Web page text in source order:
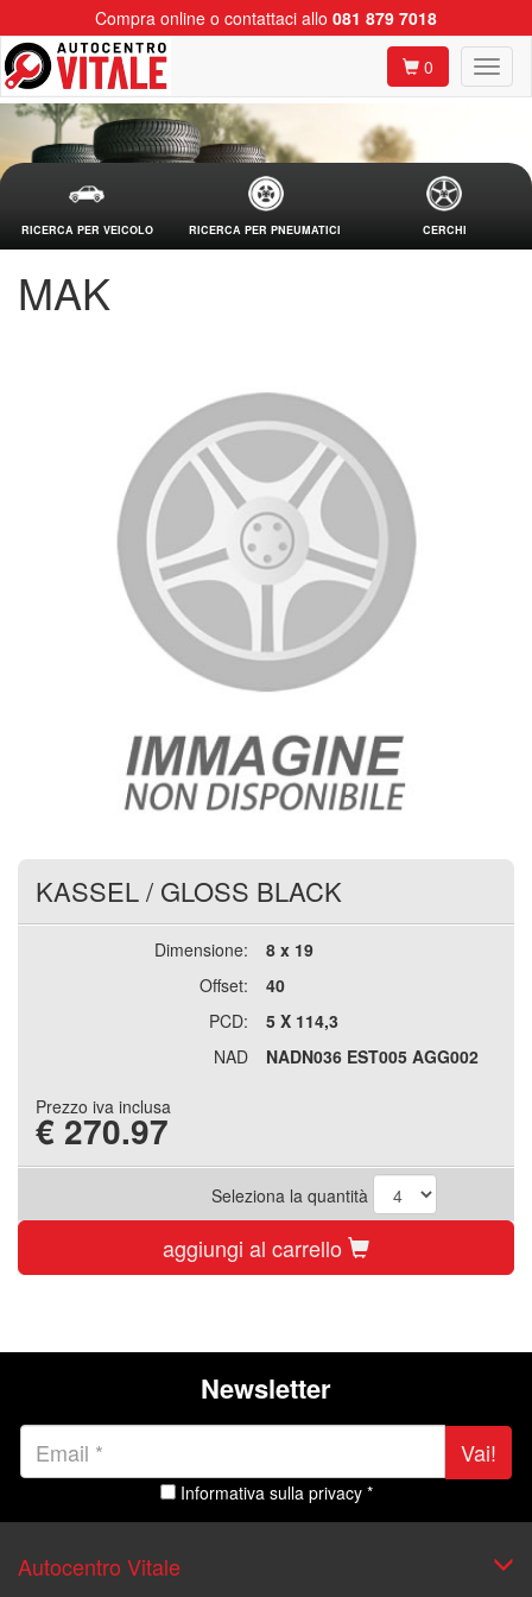
Compra online o contattaci allo 081 879 7018
0
RICERCA PER VEICOLO RICERCA PER PNEUMATICI CERCHI
MAK
KASSEL/ GLOSS BLACK
Dimensione:
8 x 19
Offset:
40
PCD:
5 X 114,3
NAD
NADN036 EST005 AGG002
Prezzo iva inclusa
€ 270.97
Seleziona la quantità
aggiungi al carrello
Newsletter
Vai!
Informativa sulla privacy *
Autocentro Vitale